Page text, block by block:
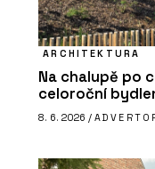
ARCHITEKTURA
Na chalupě po
celoroční
8. 6. 2026 /